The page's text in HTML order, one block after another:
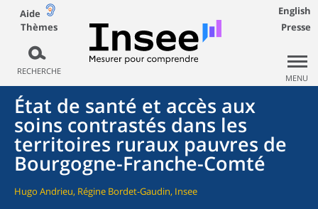
Aide
Thèmes
RECHERCHE
English
Presse
MENU
État de santé et accès aux
soins contrastés dans les
territoires ruraux pauvres de
Bourgogne-Franche-Comté
Hugo Andrieu, Régine Bordet-Gaudin, Insee